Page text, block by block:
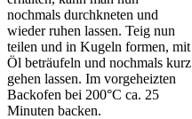
nochmals durchkneten und
wieder ruhen lassen. Teig nun
teilen und in Kugeln formen, mit
Öl beträufeln und nochmals kurz
gehen lassen. Im vorgeheizten
Backofen bei 200°C ca. 25
Minuten backen.